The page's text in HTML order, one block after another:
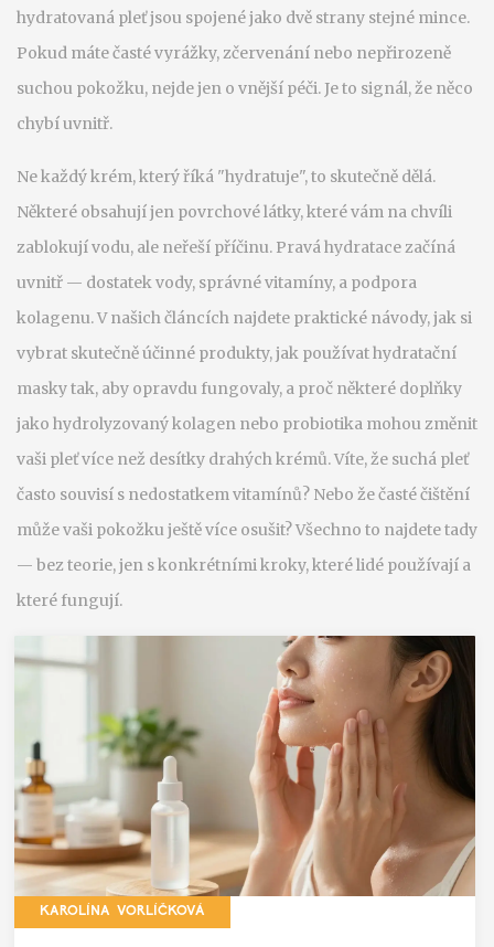
hydratovaná pleť jsou spojené jako dvě strany stejné mince.
Pokud máte časté vyrážky, zčervenání nebo nepřirozeně
suchou pokožku, nejde jen o vnější péči. Je to signál, že něco
chybí uvnitř.
Ne každý krém, který říká "hydratuje", to skutečně dělá.
Některé obsahují jen povrchové látky, které vám na chvíli
zablokují vodu, ale neřeší příčinu. Pravá hydratace začíná
uvnitř — dostatek vody, správné vitamíny, a podpora
kolagenu. V našich článcích najdete praktické návody, jak si
vybrat skutečně účinné produkty, jak používat hydratační
masky tak, aby opravdu fungovaly, a proč některé doplňky
jako hydrolyzovaný kolagen nebo probiotika mohou změnit
vaši pleť více než desítky drahých krémů. Víte, že suchá pleť
často souvisí s nedostatkem vitamínů? Nebo že časté čištění
může vaši pokožku ještě více osušit? Všechno to najdete tady
— bez teorie, jen s konkrétními kroky, které lidé používají a
které fungují.
KAROLÍNA VORLÍČKOVÁ